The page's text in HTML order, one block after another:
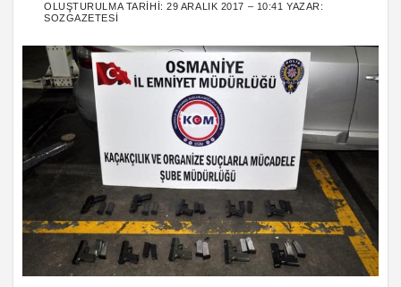
OLUŞTURULMA TARIHI:29 ARALIK 2017 – 10:41 YAZAR:
SOZGAZETESI